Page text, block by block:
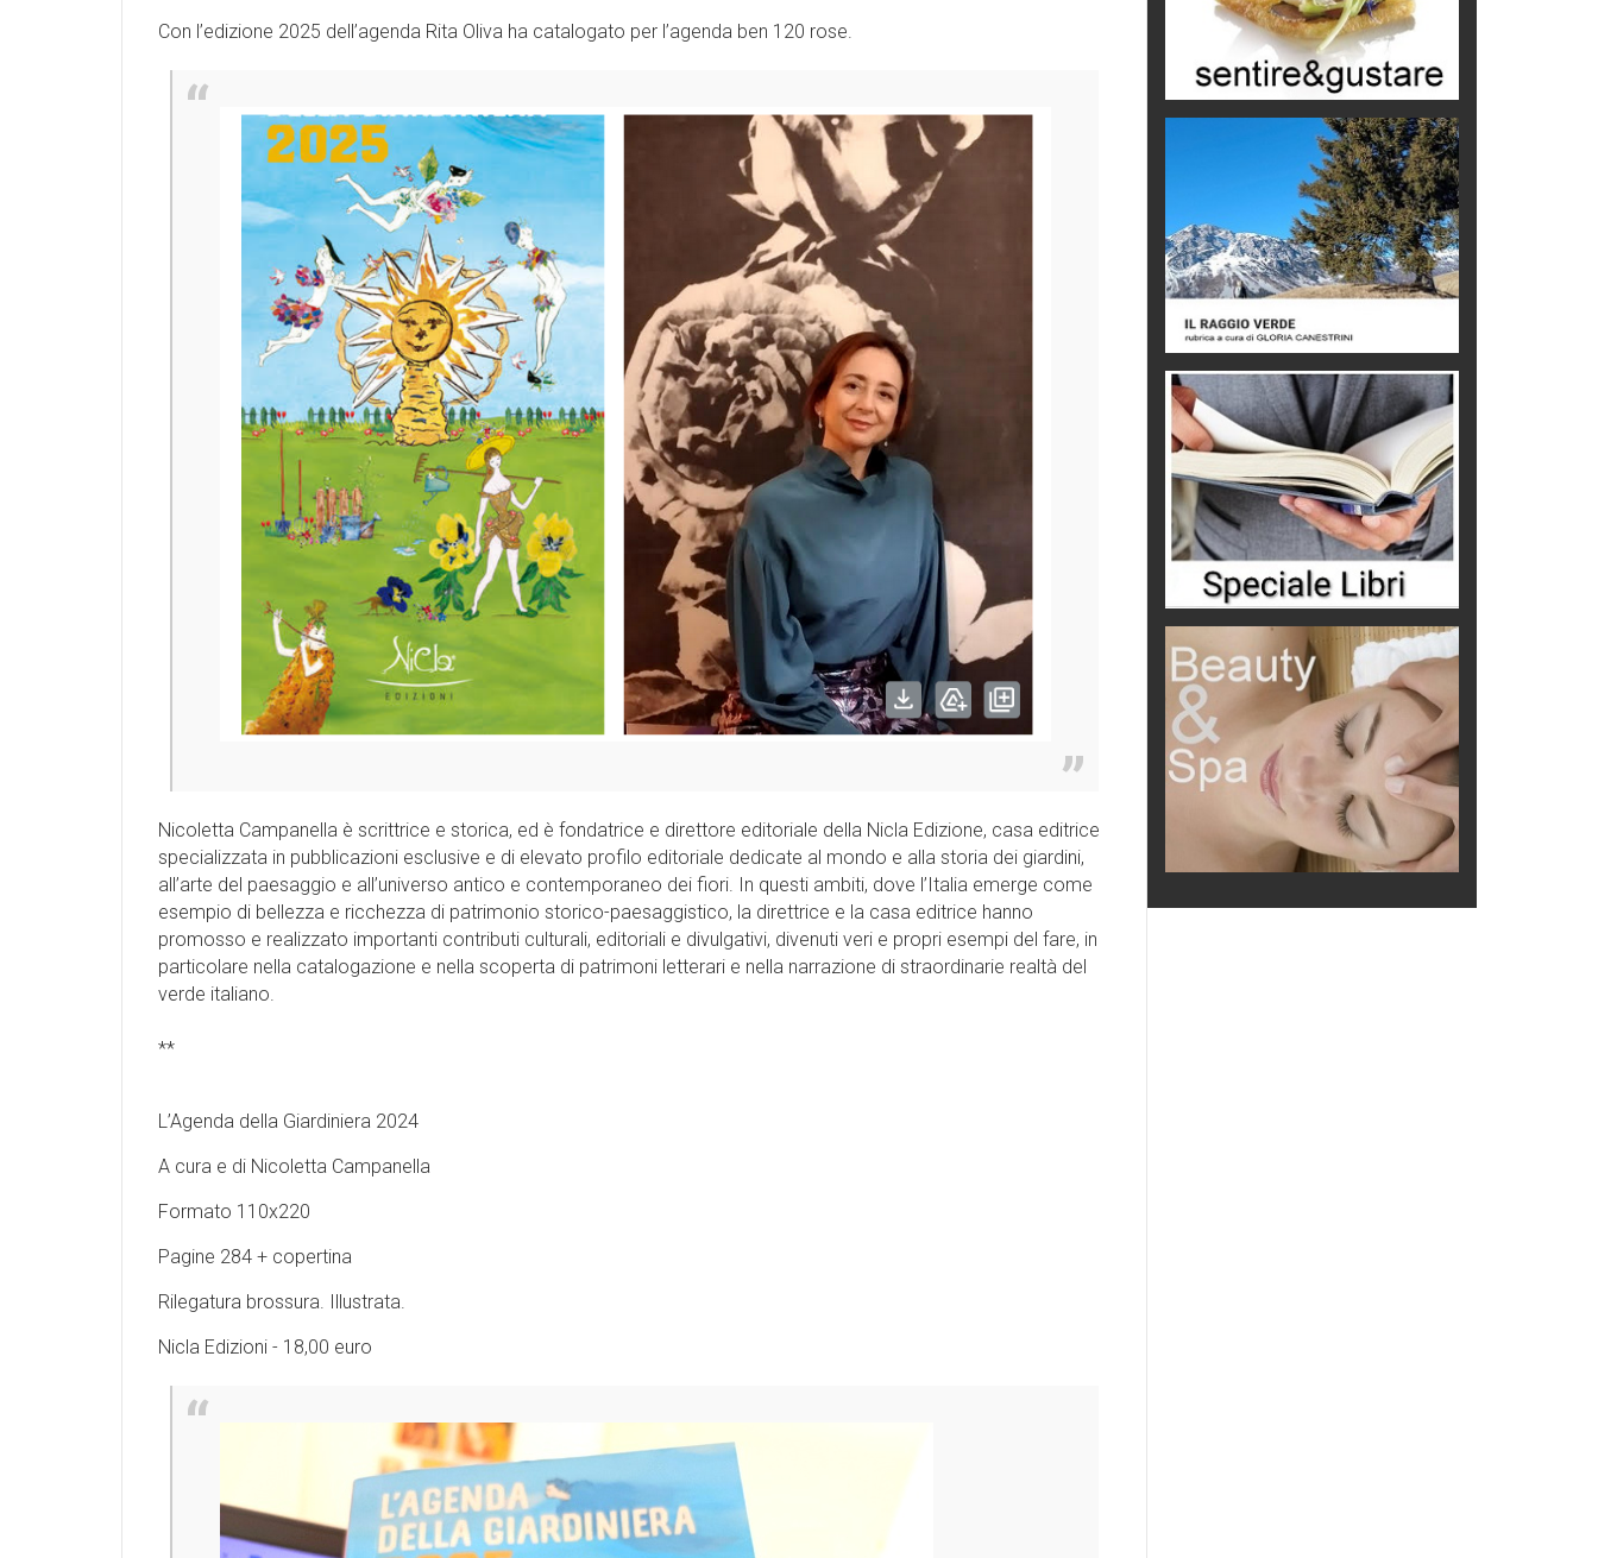
Con l’edizione 2025 dell’agenda Rita Oliva ha catalogato per l’agenda ben 120 rose.
Nicoletta Campanella è scrittrice e storica, ed è fondatrice e direttore editoriale della Nicla Edizione, casa editrice
specializzata in pubblicazioni esclusive e di elevato profilo editoriale dedicate al mondo e alla storia dei giardini,
all’arte del paesaggio e all’universo antico e contemporaneo dei fiori. In questi ambiti, dove l’Italia emerge come
esempio di bellezza e ricchezza di patrimonio storico-paesaggistico, la direttrice e la casa editrice hanno
promosso e realizzato importanti contributi culturali, editoriali e divulgativi, divenuti veri e propri esempi del fare, in
particolare nella catalogazione e nella scoperta di patrimoni letterari e nella narrazione di straordinarie realtà del
verde italiano.
**
L’Agenda della Giardiniera 2024
A cura e di Nicoletta Campanella
Formato 110x220
Pagine 284 + copertina
Rilegatura brossura. Illustrata.
Nicla Edizioni - 18,00 euro
Macchine di guerra
Editoriale
Turismo in Miniera
Puglia - Tra storia e recupero
Castione, sotto il segno del
castagno
Eventi